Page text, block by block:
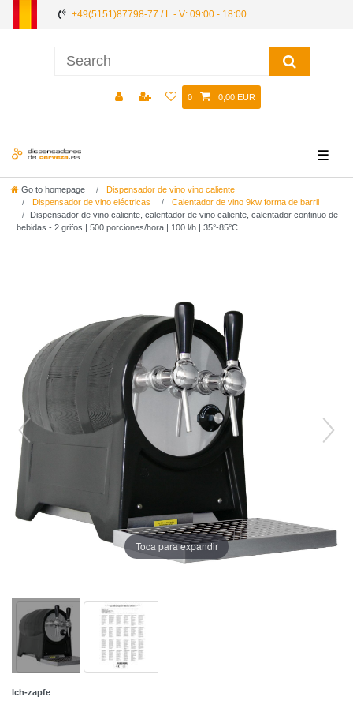
+49(5151)87798-77 / L - V: 09:00 - 18:00
0 0,00 EUR
☰
Go to homepage
Dispensador de vino vino caliente
Dispensador de vino eléctricas
Calentador de vino 9kw forma de barril
Dispensador de vino caliente, calentador de vino caliente, calentador continuo de
bebidas - 2 grifos | 500 porciones/hora | 100 l/h | 35°-85°C
Toca para expandir
Ich-zapfe